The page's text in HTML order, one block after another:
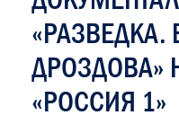
«РАЗВЕДКА.
ДРОЗДОВА»
«РОССИЯ 1»